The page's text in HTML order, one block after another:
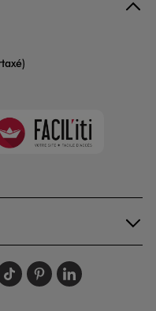
sursur
nous sur
nous
Suivez-nous
Suivez-